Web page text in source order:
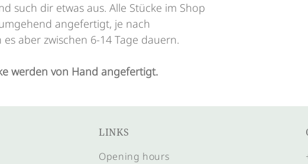
such dir etwas aus. Alle Stücke im Shop
angefertigt, je nach
aber zwischen 6-14 Tage dauern.
werden von Hand angefertigt.
LINKS
Opening hours